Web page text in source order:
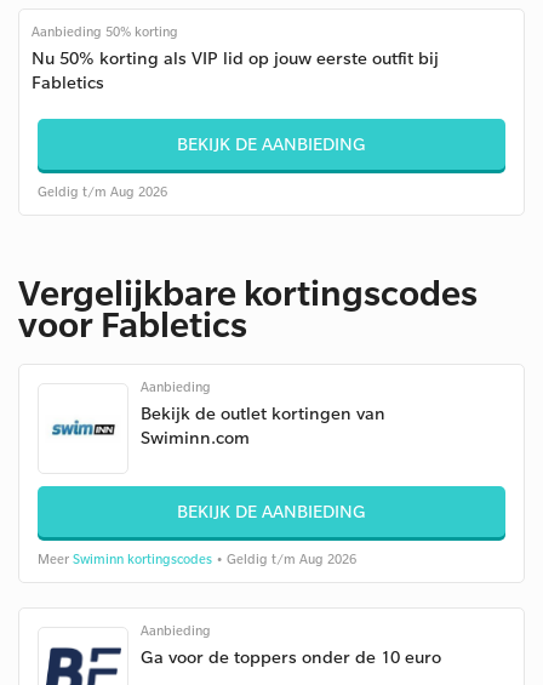
Aanbieding 50% korting
Nu 50% korting als VIP lid op jouw eerste outfit bij
Fabletics
BEKIJK DE AANBIEDING
Geldig t/m Aug 2026
Vergelijkbare kortingscodes
voor Fabletics
Aanbieding
Bekijk de outlet kortingen van
Swiminn.com
BEKIJK DE AANBIEDING
Meer Swiminn kortingscodes • Geldig t/m Aug 2026
Aanbieding
Ga voor de toppers onder de 10 euro